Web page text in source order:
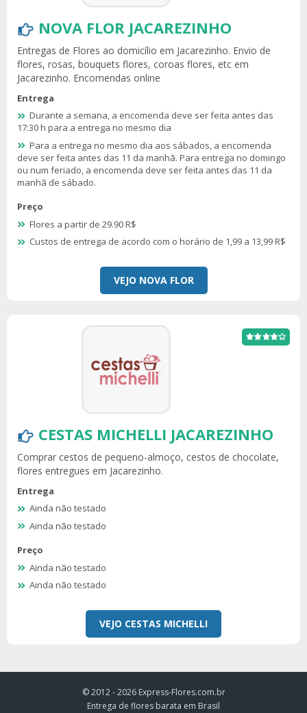
NOVA FLOR JACAREZINHO
Entregas de Flores ao domicílio em Jacarezinho. Envio de
flores, rosas, bouquets flores, coroas flores, etc em
Jacarezinho. Encomendas online
Entrega
Durante a semana, a encomenda deve ser feita antes das
17:30 h para a entrega no mesmo dia
Para a entrega no mesmo dia aos sábados, a encomenda
deve ser feita antes das 11 da manhã. Para entrega no domingo
ou num feriado, a encomenda deve ser feita antes das 11 da
manhã de sábado.
Preço
Flores a partir de 29.90 R$
Custos de entrega de acordo com o horário de 1,99 a 13,99 R$
VEJO NOVA FLOR
CESTAS MICHELLI JACAREZINHO
Comprar cestos de pequeno-almoço, cestos de chocolate,
flores entregues em Jacarezinho.
Entrega
Ainda não testado
Ainda não testado
Preço
Ainda não testado
Ainda não testado
VEJO CESTAS MICHELLI
© 2012 - 2026 Express-Flores.com.br
Entrega de flores barata em Brasil